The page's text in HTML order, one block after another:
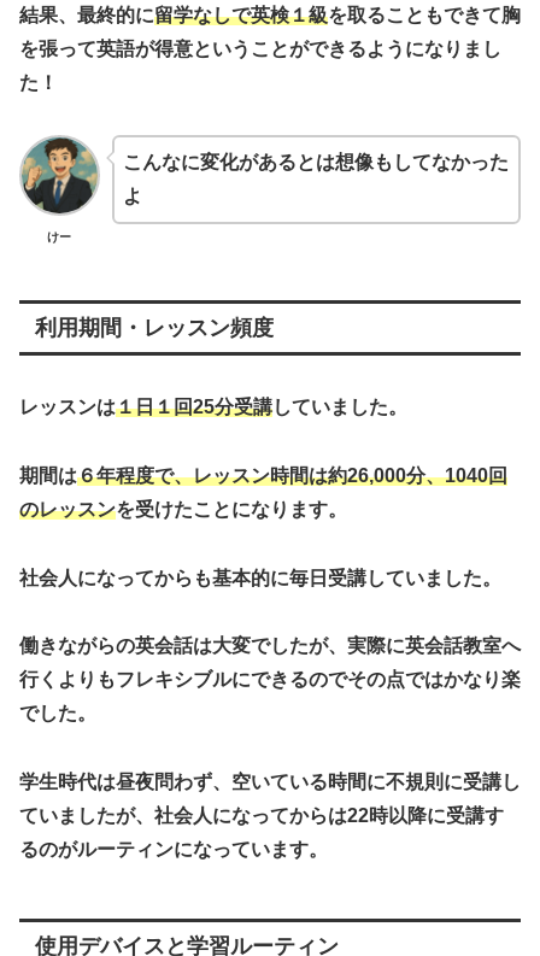
結果、最終的に留学なしで英検１級を取ることもできて胸
を張って英語が得意ということができるようになりまし
た！
けー
こんなに変化があるとは想像もしてなかった
よ
利用期間・レッスン頻度
レッスンは１日１回25分受講していました。
期間は６年程度で、レッスン時間は約26,000分、1040回
のレッスンを受けたことになります。
社会人になってからも基本的に毎日受講していました。
働きながらの英会話は大変でしたが、実際に英会話教室へ
行くよりもフレキシブルにできるのでその点ではかなり楽
でした。
学生時代は昼夜問わず、空いている時間に不規則に受講し
ていましたが、社会人になってからは22時以降に受講す
るのがルーティンになっています。
使用デバイスと学習ルーティン